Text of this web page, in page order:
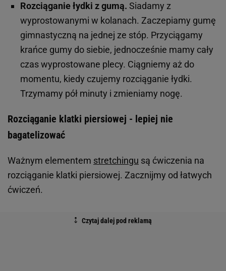
Rozciąganie łydki z gumą. Siadamy z
wyprostowanymi w kolanach. Zaczepiamy gumę
gimnastyczną na jednej ze stóp. Przyciągamy
krańce gumy do siebie, jednocześnie mamy cały
czas wyprostowane plecy. Ciągniemy aż do
momentu, kiedy czujemy rozciąganie łydki.
Trzymamy pół minuty i zmieniamy nogę.
Rozciąganie klatki piersiowej - lepiej nie
bagatelizować
Ważnym elementem stretchingu są ćwiczenia na
rozciąganie klatki piersiowej. Zacznijmy od łatwych
ćwiczeń.